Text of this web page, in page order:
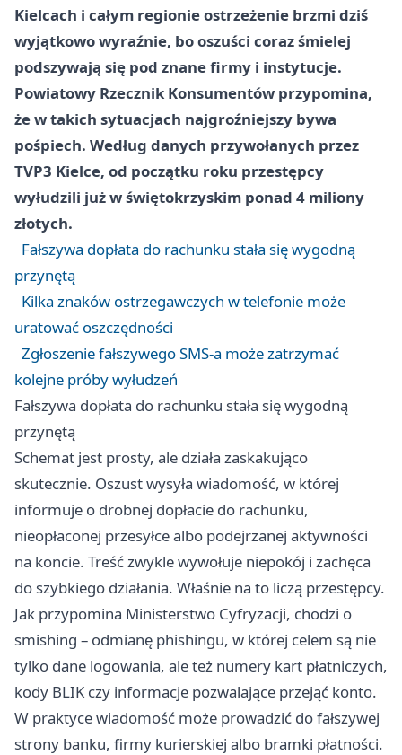
Kielcach i całym regionie ostrzeżenie brzmi dziś
wyjątkowo wyraźnie, bo oszuści coraz śmielej
podszywają się pod znane firmy i instytucje.
Powiatowy Rzecznik Konsumentów przypomina,
że w takich sytuacjach najgroźniejszy bywa
pośpiech. Według danych przywołanych przez
TVP3 Kielce, od początku roku przestępcy
wyłudzili już w świętokrzyskim ponad 4 miliony
złotych.
Fałszywa dopłata do rachunku stała się wygodną
przynętą
Kilka znaków ostrzegawczych w telefonie może
uratować oszczędności
Zgłoszenie fałszywego SMS-a może zatrzymać
kolejne próby wyłudzeń
Fałszywa dopłata do rachunku stała się wygodną
przynętą
Schemat jest prosty, ale działa zaskakująco
skutecznie. Oszust wysyła wiadomość, w której
informuje o drobnej dopłacie do rachunku,
nieopłaconej przesyłce albo podejrzanej aktywności
na koncie. Treść zwykle wywołuje niepokój i zachęca
do szybkiego działania. Właśnie na to liczą przestępcy.
Jak przypomina Ministerstwo Cyfryzacji, chodzi o
smishing – odmianę phishingu, w której celem są nie
tylko dane logowania, ale też numery kart płatniczych,
kody BLIK czy informacje pozwalające przejąć konto.
W praktyce wiadomość może prowadzić do fałszywej
strony banku, firmy kurierskiej albo bramki płatności.